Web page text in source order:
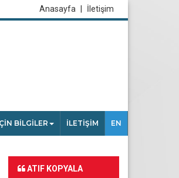
İletişim
Anasayfa
BİLGİLER İLETİŞİM EN
ATIF KOPYALA